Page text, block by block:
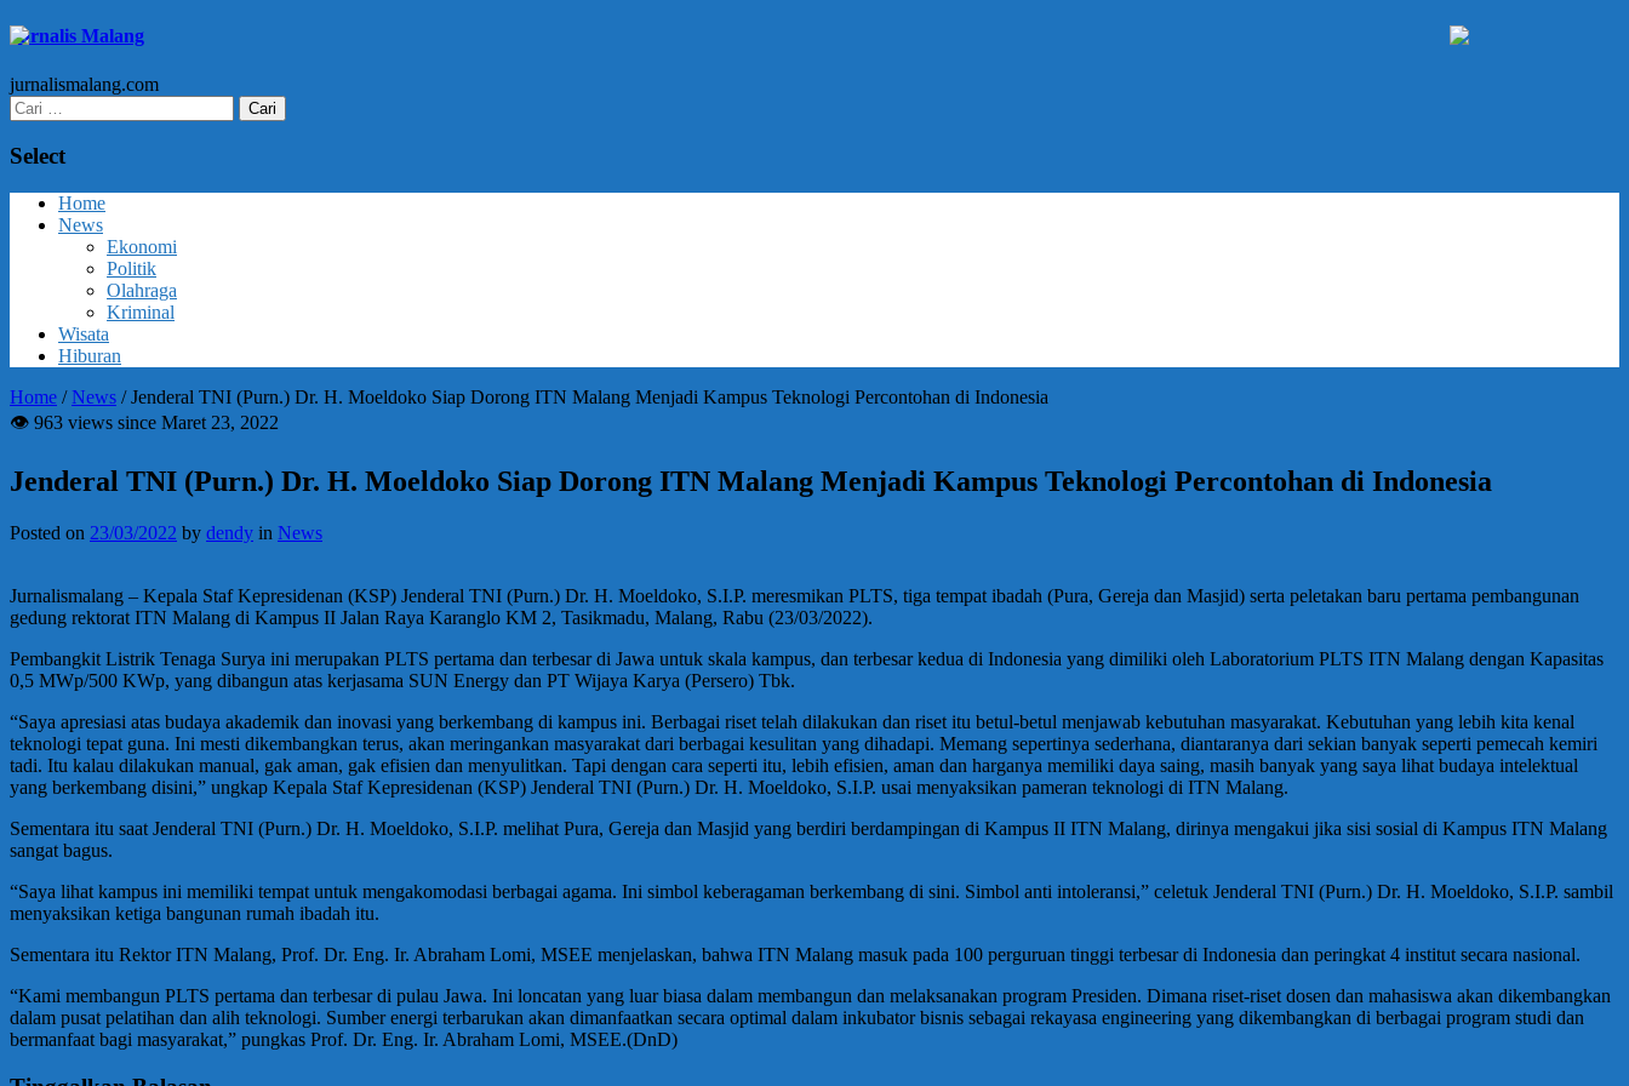
Jurnalis Malang
jurnalismalang.com
Cari
untuk:
Select
Home
News
Ekonomi
Politik
Olahraga
Kriminal
Wisata
Hiburan
Home /News /Jenderal TNI (Purn.) Dr. H. Moeldoko Siap Dorong ITN Malang Menjadi Kampus Teknologi Percontohan di Indonesia
👁 963 views since Maret 23, 2022
Jenderal TNI (Purn.) Dr. H. Moeldoko Siap Dorong ITN Malang Menjadi Kampus Teknologi Percontohan di Indonesia
Posted on 23/03/2022 by dendy in News
Jurnalismalang – Kepala Staf Kepresidenan (KSP) Jenderal TNI (Purn.) Dr. H. Moeldoko, S.I.P. meresmikan PLTS, tiga tempat ibadah (Pura, Gereja dan Masjid) serta peletakan baru pertama pembangunan
gedung rektorat ITN Malang di Kampus II Jalan Raya Karanglo KM 2, Tasikmadu, Malang, Rabu (23/03/2022).
Pembangkit Listrik Tenaga Surya ini merupakan PLTS pertama dan terbesar di Jawa untuk skala kampus, dan terbesar kedua di Indonesia yang dimiliki oleh Laboratorium PLTS ITN Malang dengan Kapasitas
0,5 MWp/500 KWp, yang dibangun atas kerjasama SUN Energy dan PT Wijaya Karya (Persero) Tbk.
“Saya apresiasi atas budaya akademik dan inovasi yang berkembang di kampus ini. Berbagai riset telah dilakukan dan riset itu betul-betul menjawab kebutuhan masyarakat. Kebutuhan yang lebih kita kenal
teknologi tepat guna. Ini mesti dikembangkan terus, akan meringankan masyarakat dari berbagai kesulitan yang dihadapi. Memang sepertinya sederhana, diantaranya dari sekian banyak seperti pemecah kemiri
tadi. Itu kalau dilakukan manual, gak aman, gak efisien dan menyulitkan. Tapi dengan cara seperti itu, lebih efisien, aman dan harganya memiliki daya saing, masih banyak yang saya lihat budaya intelektual
yang berkembang disini,” ungkap Kepala Staf Kepresidenan (KSP) Jenderal TNI (Purn.) Dr. H. Moeldoko, S.I.P. usai menyaksikan pameran teknologi di ITN Malang.
Sementara itu saat Jenderal TNI (Purn.) Dr. H. Moeldoko, S.I.P. melihat Pura, Gereja dan Masjid yang berdiri berdampingan di Kampus II ITN Malang, dirinya mengakui jika sisi sosial di Kampus ITN Malang
sangat bagus.
“Saya lihat kampus ini memiliki tempat untuk mengakomodasi berbagai agama. Ini simbol keberagaman berkembang di sini. Simbol anti intoleransi,” celetuk Jenderal TNI (Purn.) Dr. H. Moeldoko, S.I.P. sambil
menyaksikan ketiga bangunan rumah ibadah itu.
Sementara itu Rektor ITN Malang, Prof. Dr. Eng. Ir. Abraham Lomi, MSEE menjelaskan, bahwa ITN Malang masuk pada 100 perguruan tinggi terbesar di Indonesia dan peringkat 4 institut secara nasional.
“Kami membangun PLTS pertama dan terbesar di pulau Jawa. Ini loncatan yang luar biasa dalam membangun dan melaksanakan program Presiden. Dimana riset-riset dosen dan mahasiswa akan dikembangkan
dalam pusat pelatihan dan alih teknologi. Sumber energi terbarukan akan dimanfaatkan secara optimal dalam inkubator bisnis sebagai rekayasa engineering yang dikembangkan di berbagai program studi dan
bermanfaat bagi masyarakat,” pungkas Prof. Dr. Eng. Ir. Abraham Lomi, MSEE.(DnD)